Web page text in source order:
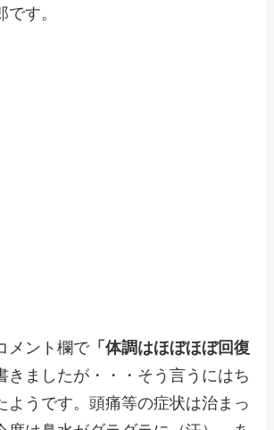
す。
メント欄で「体調はほぼほぼ回復
きましたが・・・そう言うにはち
ようです。頭痛等の症状は治まっ